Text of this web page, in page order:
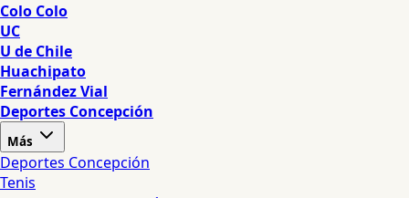
Colo Colo
UC
U de Chile
Huachipato
Fernández Vial
Deportes Concepción
Más
Deportes Concepción
Tenis